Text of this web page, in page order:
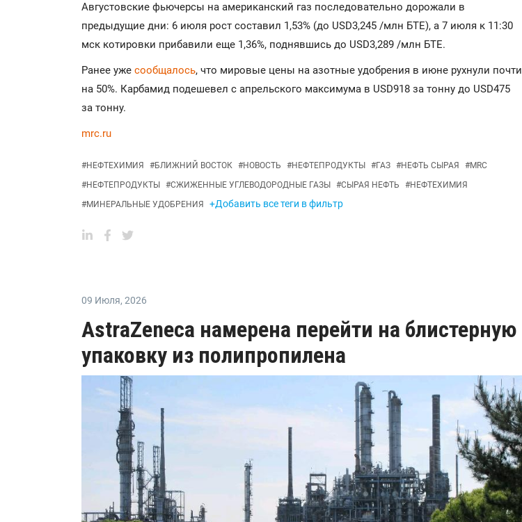
Августовские фьючерсы на американский газ последовательно дорожали в
предыдущие дни: 6 июля рост составил 1,53% (до USD3,245 /млн БТЕ), а 7 июля к 11:30
мск котировки прибавили еще 1,36%, поднявшись до USD3,289 /млн БТЕ.
Ранее уже сообщалось, что мировые цены на азотные удобрения в июне рухнули почти
на 50%. Карбамид подешевел с апрельского максимума в USD918 за тонну до USD475
за тонну.
mrc.ru
#НЕФТЕХИМИЯ #БЛИЖНИЙ ВОСТОК #НОВОСТЬ #НЕФТЕПРОДУКТЫ #ГАЗ #НЕФТЬ СЫРАЯ #MRC
#НЕФТЕПРОДУКТЫ #СЖИЖЕННЫЕ УГЛЕВОДОРОДНЫЕ ГАЗЫ #СЫРАЯ НЕФТЬ #НЕФТЕХИМИЯ
#МИНЕРАЛЬНЫЕ УДОБРЕНИЯ +Добавить все теги в фильтр
09 Июля, 2026
AstraZeneca намерена перейти на блистерную
упаковку из полипропилена